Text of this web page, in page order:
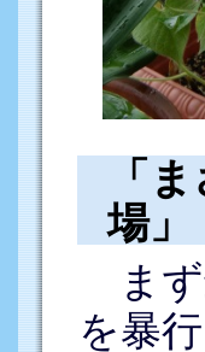
「
場」
まず
を暴